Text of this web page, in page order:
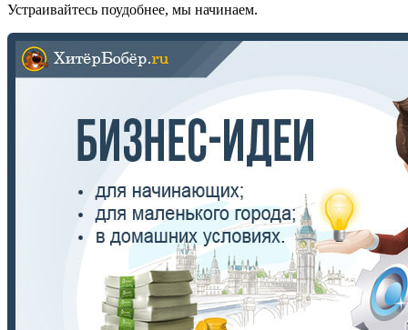
Устраивайтесь поудобнее, мы начинаем.